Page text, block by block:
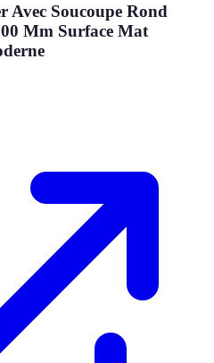
Avec Soucoupe Rond
Mm Surface Mat